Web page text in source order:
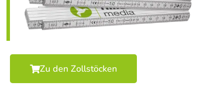
Zu den Zollstöcken